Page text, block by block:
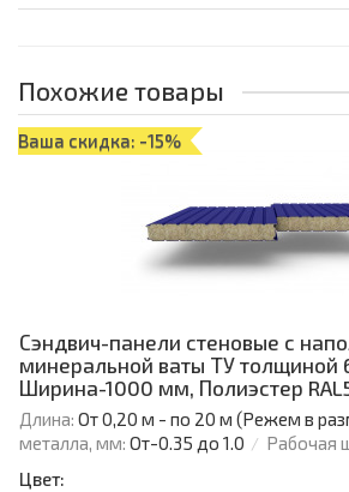
Похожие товары
Ваша скидка: -15%
Сэндвич-панели стеновые с
минеральной ваты ТУ толщиной
Ширина-1000 мм, Полиэстер
Длина: От 0,20 м - по 20 м (Режем в
металла, мм: От-0.35 до 1.0 Рабочая
Цвет: